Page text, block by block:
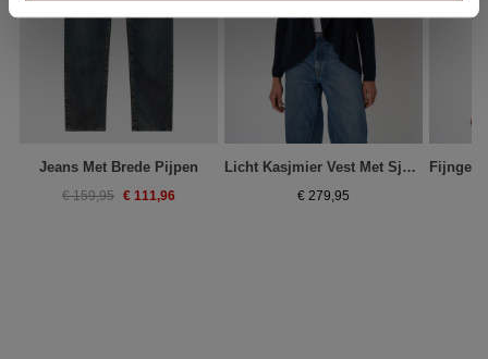
Jeans Met Brede Pijpen
€ 159,95 € 111,96
Licht Kasjmier Vest Met Sjaalkraag
€ 279,95